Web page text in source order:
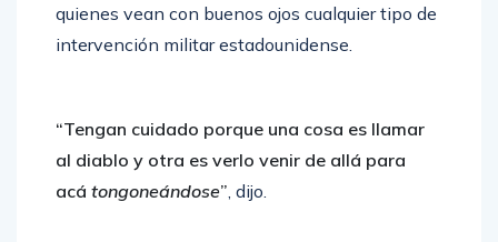
quienes vean con buenos ojos cualquier tipo de
intervención militar estadounidense.
“Tengan cuidado porque una cosa es llamar
al diablo y otra es verlo venir de allá para
acá tongoneándose”, dijo.